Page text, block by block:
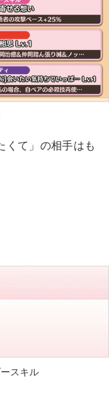
くて」の相手はも
スキル